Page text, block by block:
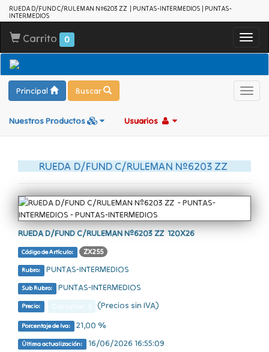
RUEDA D/FUND C/RULEMAN Nº6203 ZZ  | PUNTAS-INTERMEDIOS | PUNTAS-
INTERMEDIOS
Carrito 0
Principal Buscar
Nuestros Productos Usuarios
RUEDA D/FUND C/RULEMAN Nº6203 ZZ 
RUEDA D/FUND C/RULEMAN Nº6203 ZZ  120X26
Código de Artículo: ZX255
Rubro: PUNTAS-INTERMEDIOS
Sub Rubro: PUNTAS-INTERMEDIOS
Precio: (Precios sin IVA)
Porcentaje de Iva: 21,00 %
Última actualización: 16/06/2026 16:55:09